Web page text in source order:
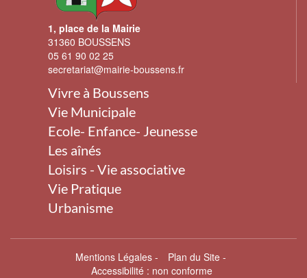
1, place de la Mairie
31360 BOUSSENS
05 61 90 02 25
secretariat@mairie-boussens.fr
Vivre à Boussens
Vie Municipale
Ecole- Enfance- Jeunesse
Les aînés
Loisirs - Vie associative
Vie Pratique
Urbanisme
Mentions Légales- Plan du Site-
Accessibilité : non conforme